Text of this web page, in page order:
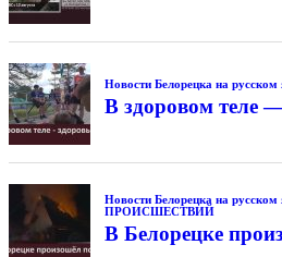
Новости Белорецка на русском
В здоровом теле
Новости Белорецка на русском
ПРОИСШЕСТВИЙ
В Белорецке